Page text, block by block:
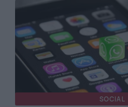
SOCIAL